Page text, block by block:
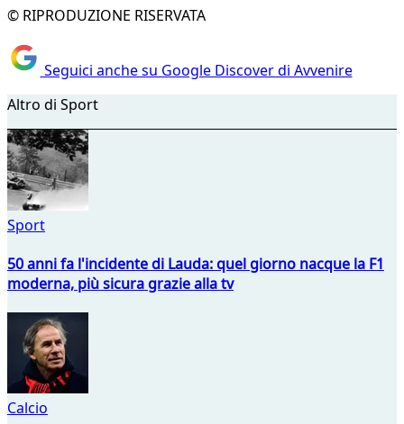
© RIPRODUZIONE RISERVATA
Seguici anche su Google Discover di Avvenire
Altro di Sport
Sport
50 anni fa l'incidente di Lauda: quel giorno nacque la F1
moderna, più sicura grazie alla tv
Calcio